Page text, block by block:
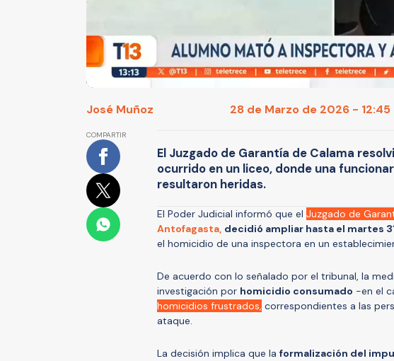
José Muñoz 28 de Marzo de 2026 - 12:45
COMPARTIR
El Juzgado de Garantía de Calama
ocurrido en un liceo, donde una
resultaron heridas.
El Poder Judicial informó que el Juzgado de
Antofagasta, decidió ampliar hasta el martes
el homicidio de una inspectora en un
De acuerdo con lo señalado por el tribunal, la
investigación por homicidio consumado -en el
homicidios frustrados, correspondientes a las
ataque.
La decisión implica que la formalización del